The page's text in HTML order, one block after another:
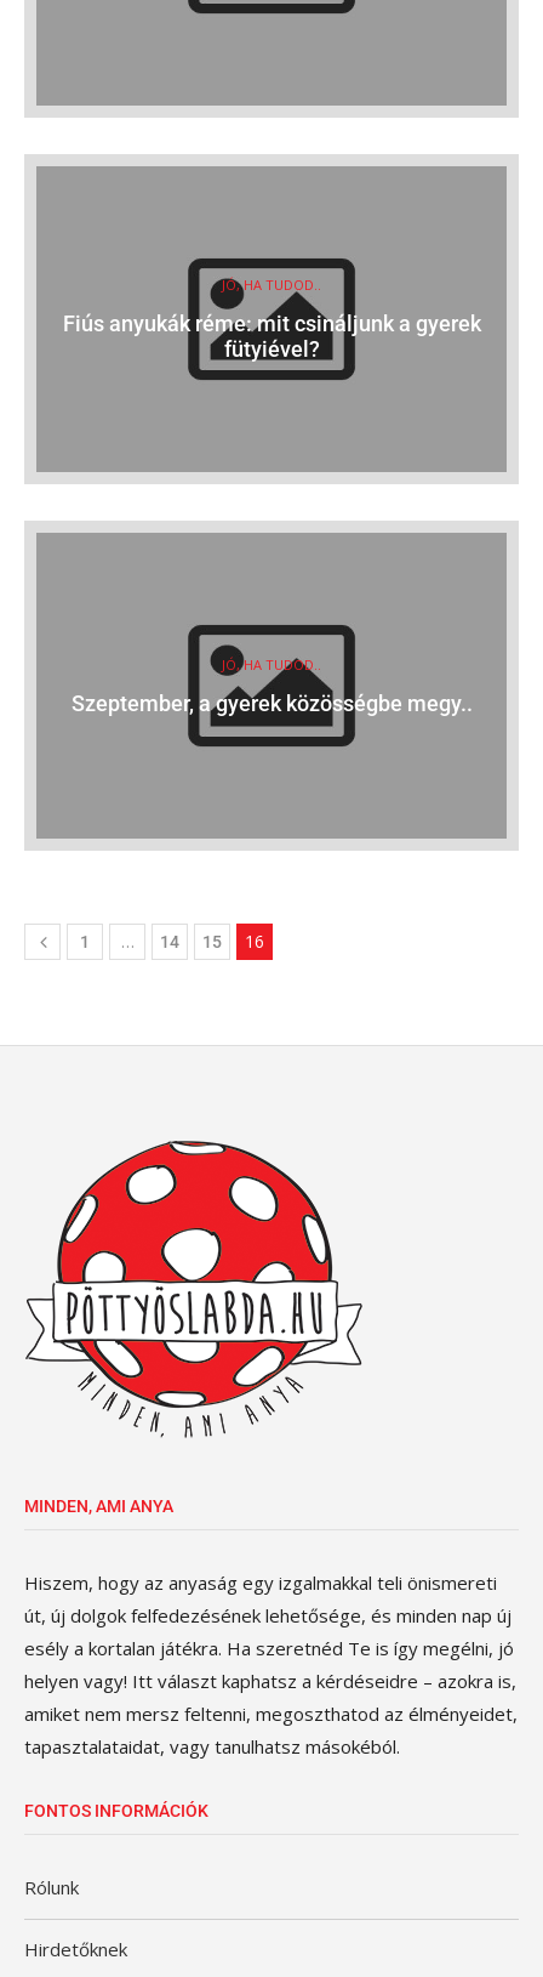
JÓ, HA TUDOD..
Fiús anyukák réme: mit csináljunk a gyerek
fütyiével?
JÓ, HA TUDOD..
Szeptember, a gyerek közösségbe megy..
1 … 14 15 16
MINDEN, AMI ANYA
Hiszem, hogy az anyaság egy izgalmakkal teli önismereti
út, új dolgok felfedezésének lehetősége, és minden nap új
esély a kortalan játékra. Ha szeretnéd Te is így megélni, jó
helyen vagy! Itt választ kaphatsz a kérdéseidre – azokra is,
amiket nem mersz feltenni, megoszthatod az élményeidet,
tapasztalataidat, vagy tanulhatsz másokéból.
FONTOS INFORMÁCIÓK
Rólunk
Hirdetőknek